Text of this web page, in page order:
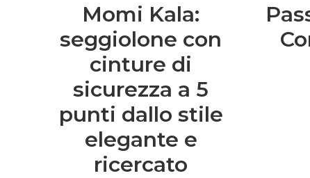
Momi Kala:
seggiolone con
cinture di
sicurezza a 5
punti dallo stile
elegante e
ricercato